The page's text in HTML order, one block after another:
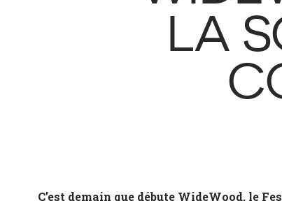
LA
C’est demain que débute WideWood, le